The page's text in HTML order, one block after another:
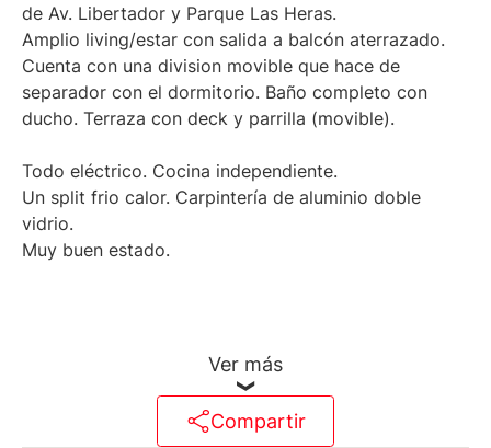
de Av. Libertador y Parque Las Heras.
Amplio living/estar con salida a balcón aterrazado.
Cuenta con una division movible que hace de
separador con el dormitorio. Baño completo con
ducho. Terraza con deck y parrilla (movible).
Todo eléctrico. Cocina independiente.
Un split frio calor. Carpintería de aluminio doble
vidrio.
Muy buen estado.
Ver más
Compartir